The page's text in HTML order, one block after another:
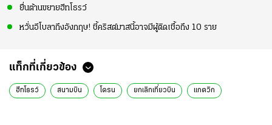
ยื่นต้านขยายฮีทโธรว์
หวั่นอีโบลาถึงอังกฤษ! ชี้คริสต์มาสนี้อาจมีผู้ติดเชื้อถึง 10 ราย
แท็กที่เกี่ยวข้อง
ฮีทโธรว์ สนามบิน โดรน ยกเลิกเที่ยวบิน แกตวิก